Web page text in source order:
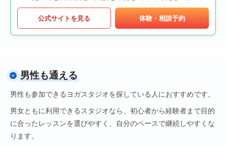
公式サイトを見る 体験・相談予約
男性も通える
男性も参加できるヨガスタジオを探している人におすすめです。
男女ともに利用できるスタジオなら、初心者から経験者まで目的
に合ったレッスンを選びやすく、自分のペースで継続しやすくな
ります。